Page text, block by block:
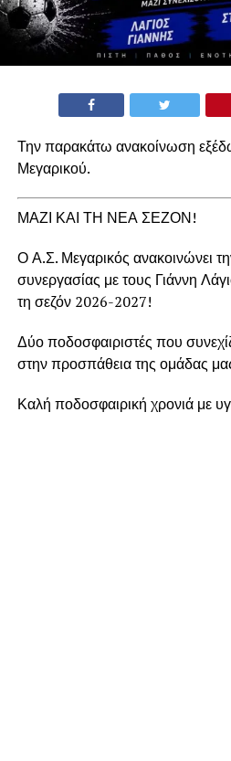
Την παρακάτω ανακοίνωση
Μεγαρικού.
ΜΑΖΙ ΚΑΙ ΤΗ ΝΕΑ ΣΕΖΟΝ!
Ο Α.Σ. Μεγαρικός ανακοινώνει
συνεργασίας με τους Γιάννη
τη σεζόν 2026-2027!
Δύο ποδοσφαιριστές που
στην προσπάθεια της ομάδας
Καλή ποδοσφαιρική χρονιά με